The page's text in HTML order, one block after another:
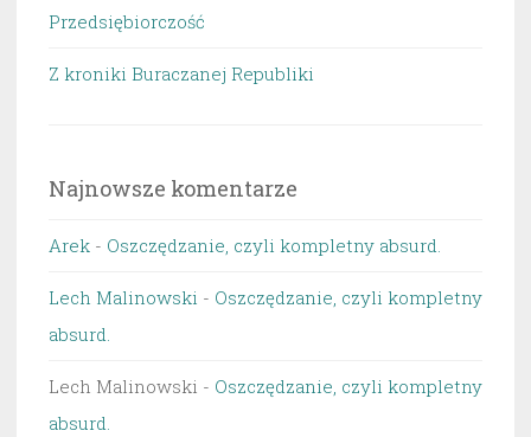
Przedsiębiorczość
Z kroniki Buraczanej Republiki
Najnowsze komentarze
Arek - Oszczędzanie, czyli kompletny absurd.
Lech Malinowski - Oszczędzanie, czyli kompletny
absurd.
Lech Malinowski - Oszczędzanie, czyli kompletny
absurd.